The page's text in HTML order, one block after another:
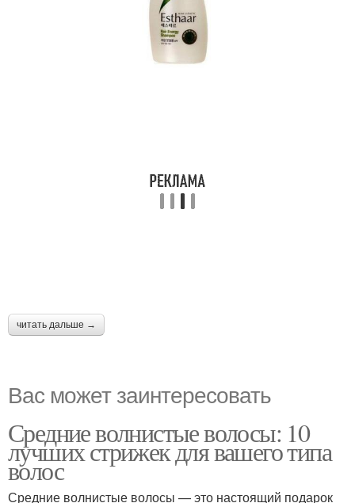
читать дальше →
Вас может заинтересовать
Средние волнистые волосы: 10
лучших стрижек для вашего типа
волос
Средние волнистые волосы — это настоящий подарок